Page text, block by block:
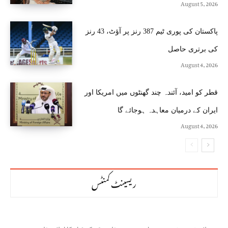
پاکستان کی پوری ٹیم 387 رنز پر آؤٹ، 43 رنز
کی برتری حاصل
August 4, 2026
قطر کو امید، آئندہ چند گھنٹوں میں امریکا اور
ایران کے درمیان معاہدہ ہوجائے گا
August 4, 2026
ریسینٹ کمنٹس